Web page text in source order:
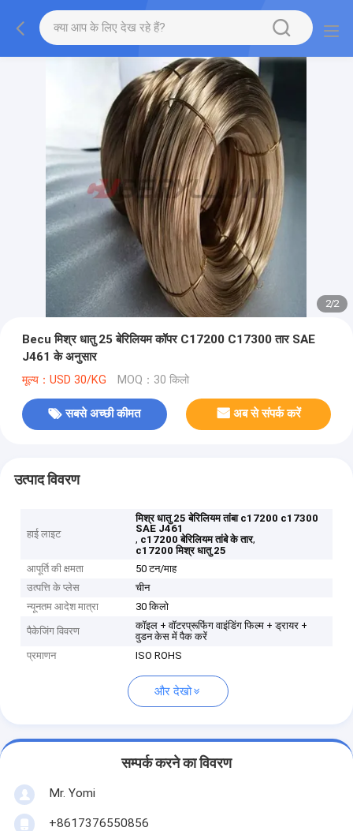
2/2
Becu मिश्र धातु 25 बेरिलियम कॉपर C17200 C17300 तार SAE
J461 के अनुसार
मूल्य：USD 30/KG MOQ：30 किलो
सबसे अच्छी कीमत अब से संपर्क करें
उत्पाद विवरण
हाई लाइट
मिश्र धातु 25 बेरिलियम तांबा c17200 c17300
SAE J461
, c17200 बेरिलियम तांबे के तार,
c17200 मिश्र धातु 25
आपूर्ति की क्षमता
50 टन/माह
उत्पत्ति के प्लेस
चीन
न्यूनतम आदेश मात्रा
30 किलो
पैकेजिंग विवरण
कॉइल + वॉटरप्रूफिंग वाइंडिंग फिल्म + ड्रायर +
वुडन केस में पैक करें
प्रमाणन
ISO ROHS
और देखो
सम्पर्क करने का विवरण
Mr. Yomi
+8617376550856